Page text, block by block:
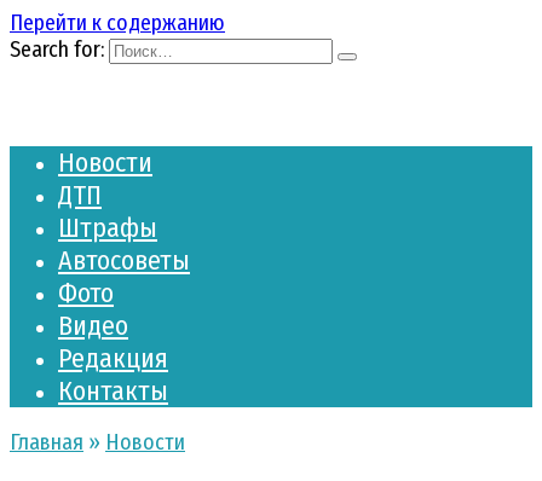
Перейти к содержанию
Search for:
Новости
ДТП
Штрафы
Автосоветы
Фото
Видео
Редакция
Контакты
Главная » Новости